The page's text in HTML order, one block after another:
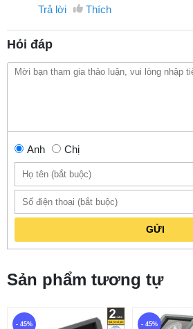
Trả lời
Thích
Hỏi đáp
Anh Chị
GỬI
Sản phẩm tương tự
- 45% - 45%